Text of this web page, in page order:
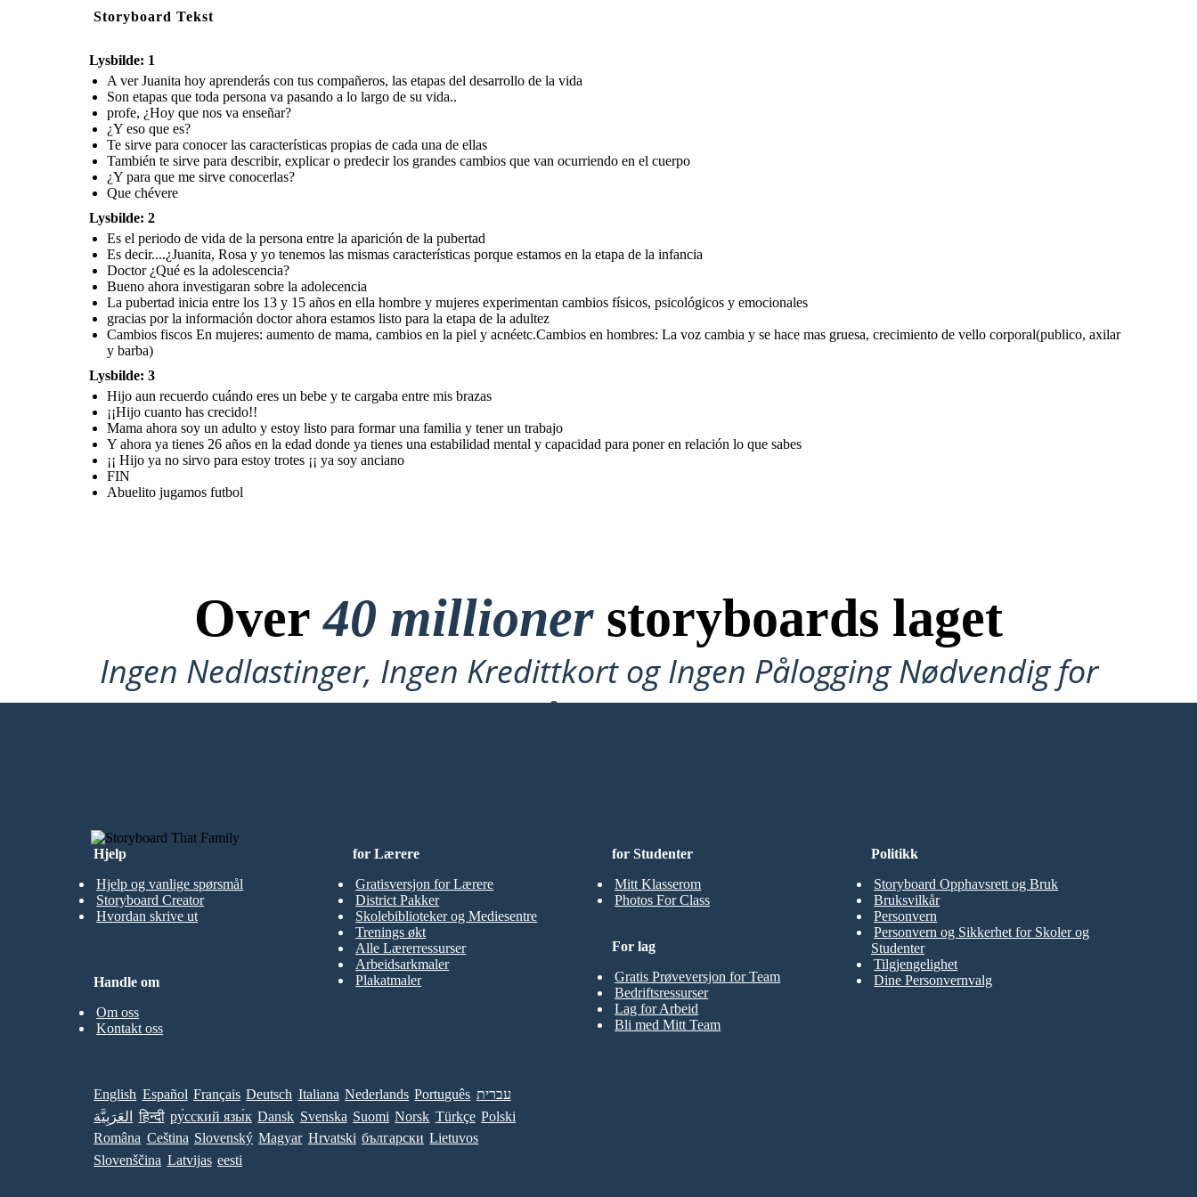
Storyboard Tekst
Lysbilde: 1
A ver Juanita hoy aprenderás con tus compañeros, las etapas del desarrollo de la vida
Son etapas que toda persona va pasando a lo largo de su vida..
profe, ¿Hoy que nos va enseñar?
¿Y eso que es?
Te sirve para conocer las características propias de cada una de ellas
También te sirve para describir, explicar o predecir los grandes cambios que van ocurriendo en el cuerpo
¿Y para que me sirve conocerlas?
Que chévere
Lysbilde: 2
Es el periodo de vida de la persona entre la aparición de la pubertad
Es decir....¿Juanita, Rosa y yo tenemos las mismas características porque estamos en la etapa de la infancia
Doctor ¿Qué es la adolescencia?
Bueno ahora investigaran sobre la adolecencia
La pubertad inicia entre los 13 y 15 años en ella hombre y mujeres experimentan cambios físicos, psicológicos y emocionales
gracias por la información doctor ahora estamos listo para la etapa de la adultez
Cambios fiscos En mujeres: aumento de mama, cambios en la piel y acnéetc.Cambios en hombres: La voz cambia y se hace mas gruesa, crecimiento de vello corporal(publico, axilar
y barba)
Lysbilde: 3
Hijo aun recuerdo cuándo eres un bebe y te cargaba entre mis brazas
¡¡Hijo cuanto has crecido!!
Mama ahora soy un adulto y estoy listo para formar una familia y tener un trabajo
Y ahora ya tienes 26 años en la edad donde ya tienes una estabilidad mental y capacidad para poner en relación lo que sabes
¡¡ Hijo ya no sirvo para estoy trotes ¡¡ ya soy anciano
FIN
Abuelito jugamos futbol
Over40 millionerstoryboards laget
Ingen Nedlastinger, Ingen Kredittkort og Ingen Pålogging Nødvendig for
å Prøve!
Hjelp
Hjelp og vanlige spørsmål
Storyboard Creator
Hvordan skrive ut
for Studenter
Mitt Klasserom
Photos For Class
for Lærere
Gratisversjon for Lærere
District Pakker
Skolebiblioteker og Mediesentre
Trenings økt
Alle Lærerressurser
Arbeidsarkmaler
Plakatmaler
For lag
Gratis Prøveversjon for Team
Bedriftsressurser
Lag for Arbeid
Bli med Mitt Team
Handle om
Om oss
Kontakt oss
Politikk
Storyboard Opphavsrett og Bruk
Bruksvilkår
Personvern
Personvern og Sikkerhet for Skoler og
Studenter
Tilgjengelighet
Dine Personvernvalg
English Español Français Deutsch Italiana Nederlands Português עברית
العَرَبِيَّة
हिन्दी ру́сский язы́к Dansk Svenska Suomi Norsk Türkçe Polski
Româna Ceština Slovenský Magyar Hrvatski български Lietuvos
Slovenščina Latvijas eesti